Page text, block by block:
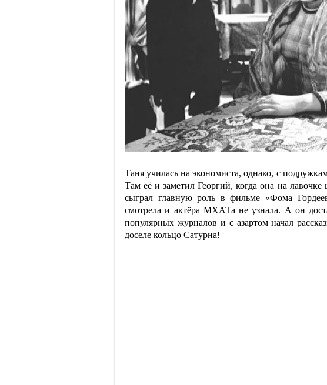
Таня училась на экономиста, однако, с
Там её и заметил Георгий, когда она на
сыграл главную роль в фильме «Фома
смотрела и актёра МХАТа не узнала. А он
популярных журналов и с азартом начал
доселе кольцо Сатурна!